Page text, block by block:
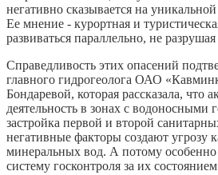
негативно сказывается на
Ее мнение - курортная и
развиваться параллельно, не
Справедливость этих опасений
главного гидрогеолога ОАО
Бондаревой, которая рассказала, что
деятельность в зонах с водоносными
застройка первой и второй
негативные факторы создают угрозу
минеральных вод. А потому особенно
систему госконтроля за их